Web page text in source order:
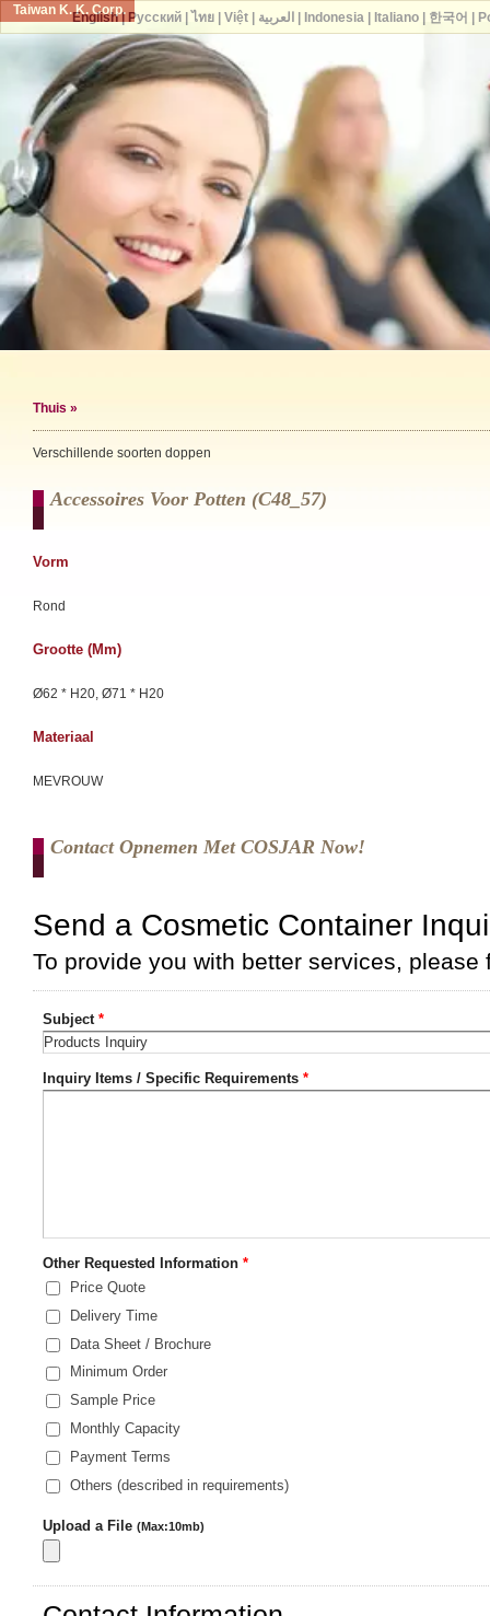
Taiwan K. K. Corp.
Thuis »
Verschillende soorten doppen
Accessoires Voor Potten (c48_57)
Vorm
Rond
Grootte (mm)
Ø62 * H20, Ø71 * H20
Materiaal
MEVROUW
Contact Opnemen Met COSJAR Now!
English| Русский| ไทย| Việt| العربية Indonesia| Italiano| 한국어